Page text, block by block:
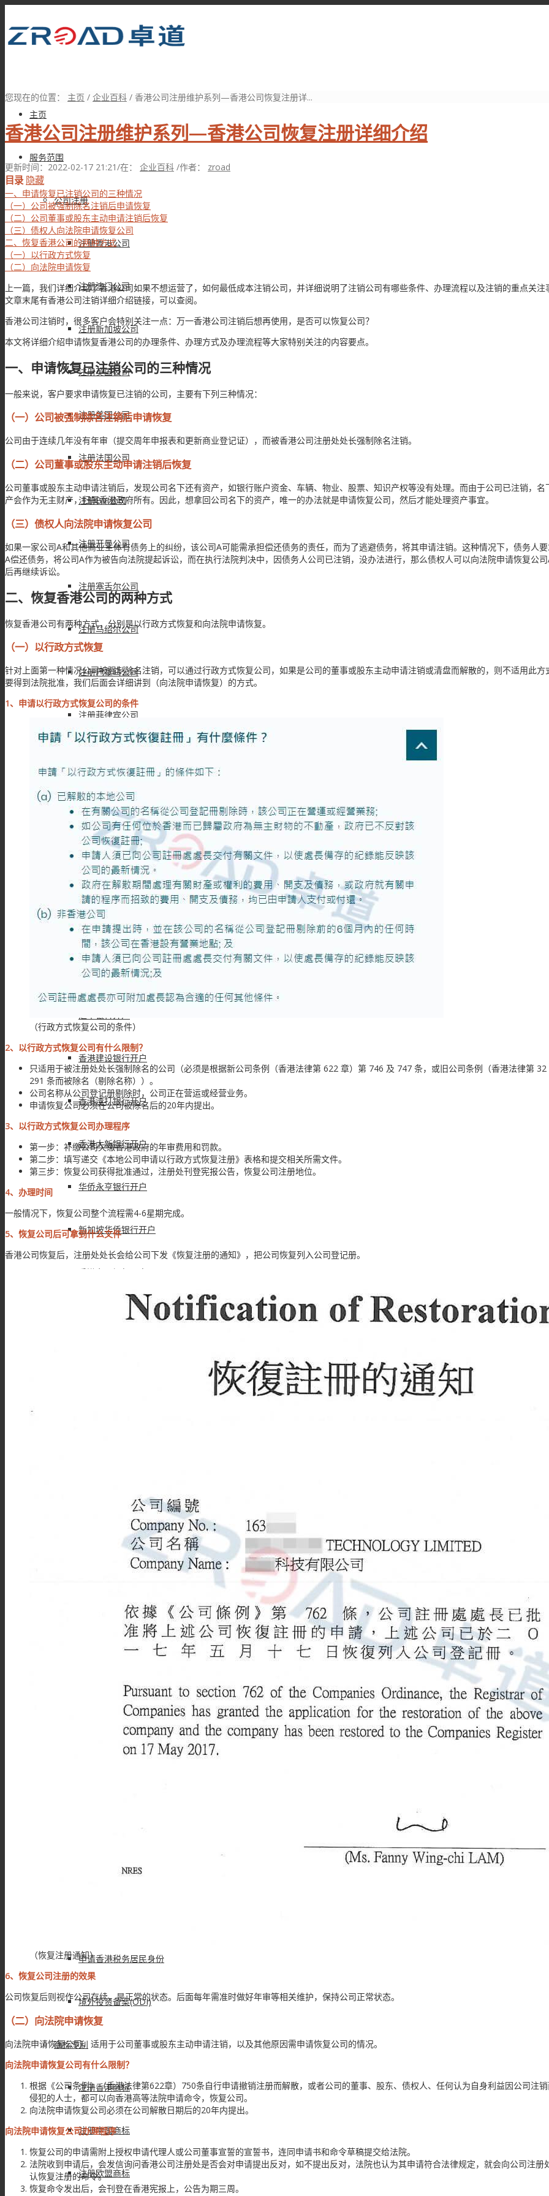
主页
服务范围
公司注册
注册香港公司
注册澳门公司
注册新加坡公司
注册英国公司
注册美国公司
注册法国公司
注册BVI公司
注册开曼公司
注册塞舌尔公司
注册马绍尔公司
注册巴拿马公司
注册菲律宾公司
注册伯利兹公司
注册安圭拉公司
注册萨摩亚公司
银行开户
银行开户服务
汇丰银行开户
香港建设银行开户
香港渣打银行开户
香港大新银行开户
华侨永亨银行开户
新加坡华侨银行开户
香港东亚银行开户
中银香港银行开户
香港公司董事变更
香港公司注销
董事在职证明COI申请
良好存续证明CGS申请
海外公司年审
申请香港税务居民身份
境外投资备案(ODI)
商标专利
注册香港商标
注册中国商标
注册欧盟商标
您现在的位置： 主页 / 企业百科 / 香港公司注册维护系列—香港公司恢复注册详...
香港公司注册维护系列—香港公司恢复注册详细介绍
更新时间：2022-02-17 21:21/在： 企业百科 /作者： zroad
目录 隐藏
一、申请恢复已注销公司的三种情况
（一）公司被强制除名注销后申请恢复
（二）公司董事或股东主动申请注销后恢复
（三）债权人向法院申请恢复公司
二、恢复香港公司的两种方式
（一）以行政方式恢复
（二）向法院申请恢复
上一篇，我们详细介绍了香港公司如果不想运营了，如何最低成本注销公司，并详细说明了注销公司有哪些条件、办理流程以及注销的重点关注
文章末尾有香港公司注销详细介绍链接，可以查阅。
香港公司注销时，很多客户会特别关注一点：万一香港公司注销后想再使用，是否可以恢复公司？
本文将详细介绍申请恢复香港公司的办理条件、办理方式及办理流程等大家特别关注的内容要点。
一、申请恢复已注销公司的三种情况
一般来说，客户要求申请恢复已注销的公司，主要有下列三种情况：
（一）公司被强制除名注销后申请恢复
公司由于连续几年没有年审（提交周年申报表和更新商业登记证），而被香港公司注册处处长强制除名注销。
（二）公司董事或股东主动申请注销后恢复
公司董事或股东主动申请注销后，发现公司名下还有资产，如银行账户资金、车辆、物业、股票、知识产权等没有处理。而由于公司已注销，名
产会作为无主财产，归属香港政府所有。因此，想拿回公司名下的资产，唯一的办法就是申请恢复公司，然后才能处理资产事宜。
（三）债权人向法院申请恢复公司
如果一家公司A和其他商业主体有债务上的纠纷，该公司A可能需承担偿还债务的责任，而为了逃避债务，将其申请注销。这种情况下，债务人
A偿还债务，将公司A作为被告向法院提起诉讼，而在执行法院判决中，因债务人公司已注销，没办法进行，那么债权人可以向法院申请恢复公
后再继续诉讼。
二、恢复香港公司的两种方式
恢复香港公司有两种方式，分别是以行政方式恢复和向法院申请恢复。
（一）以行政方式恢复
针对上面第一种情况公司被强制除名注销，可以通过行政方式恢复公司，如果是公司的董事或股东主动申请注销或清盘而解散的，则不适用此方
要得到法院批准，我们后面会详细讲到（向法院申请恢复）的方式。
1、申请以行政方式恢复公司的条件
（行政方式恢复公司的条件）
2、以行政方式恢复公司有什么限制？
只适用于被注册处处长强制除名的公司（必须是根据新公司条例（香港法律第 622 章）第 746 及 747 条，或旧公司条例（香港法律第 32
291 条而被除名（剔除名称））。
公司名称从公司登记册剔除时，公司正在营运或经营业务。
申请恢复公司必须在公司被除名后的20年内提出。
3、以行政方式恢复公司办理程序
第一步：补缴公司欠缴香港政府的年审费用和罚款。
第二步：填写递交《本地公司申请以行政方式恢复注册》表格和提交相关所需文件。
第三步：恢复公司获得批准通过，注册处刊登宪报公告，恢复公司注册地位。
4、办理时间
一般情况下，恢复公司整个流程需4-6星期完成。
5、恢复公司后可拿到什么文件
香港公司恢复后，注册处处长会给公司下发《恢复注册的通知》，把公司恢复列入公司登记册。
（恢复注册通知）
6、恢复公司注册的效果
公司恢复后则视作公司存续，是正常的状态。后面每年需准时做好年审等相关维护，保持公司正常状态。
（二） 向法院申请恢复
向法院申请恢复公司，适用于公司董事或股东主动申请注销，以及其他原因需申请恢复公司的情况。
向法院申请恢复公司有什么限制？
根据《公司条例》（香港法律第622章）750条自行申请撤销注册而解散，或者公司的董事、股东、债权人、任何认为自身利益因公司注
侵犯的人士，都可以向香港高等法院申请命令，恢复公司。
向法院申请恢复公司必须在公司解散日期后的20年内提出。
向法院申请恢复公司办理程序
恢复公司的申请需附上授权申请代理人或公司董事宣誓的宣誓书，连同申请书和命令草稿提交给法院。
法院收到申请后，会发信询问香港公司注册处是否会对申请提出反对，如不提出反对，法院也认为其申请符合法律规定，就会向公司注册
认恢复注册的命令。
恢复命令发出后，会刊登在香港宪报上，公告为期三周。